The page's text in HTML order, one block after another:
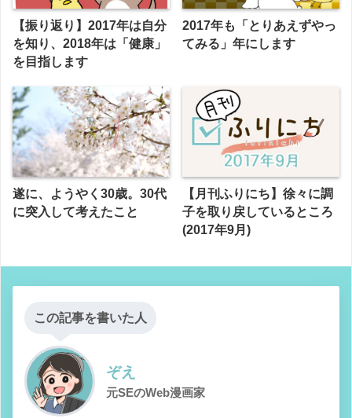
【振り返り】2017年は自分
を知り、2018年は「健康」
を目指します
2017年も「とりあえずやっ
てみる」年にします
遂に、ようやく30歳。30代
に突入して考えたこと
【月刊ふりにち】徐々に調
子を取り戻しているところ
(2017年9月)
この記事を書いた人
ぞえ
元SEのWeb漫画家